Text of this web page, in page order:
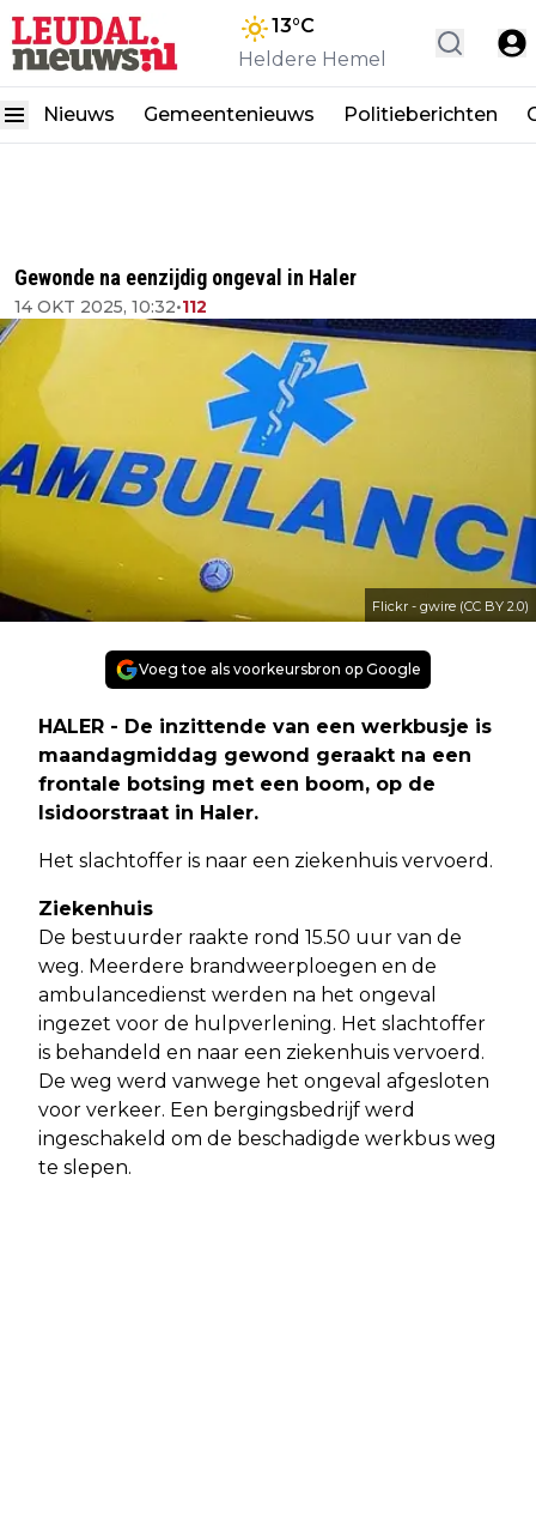
13°C
Heldere Hemel
Nieuws Gemeentenieuws Politieberichten
Gewonde na eenzijdig ongeval in Haler
14 OKT 2025, 10:32•112
Flickr - gwire (CC BY 2.0)
Voeg toe als voorkeursbron op Google
HALER - De inzittende van een werkbusje is
maandagmiddag gewond geraakt na een
frontale botsing met een boom, op de
Isidoorstraat in Haler.
Het slachtoffer is naar een ziekenhuis vervoerd.
Ziekenhuis
De bestuurder raakte rond 15.50 uur van de
weg. Meerdere brandweerploegen en de
ambulancedienst werden na het ongeval
ingezet voor de hulpverlening. Het slachtoffer
is behandeld en naar een ziekenhuis vervoerd.
De weg werd vanwege het ongeval afgesloten
voor verkeer. Een bergingsbedrijf werd
ingeschakeld om de beschadigde werkbus weg
te slepen.